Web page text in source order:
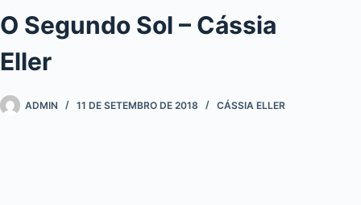
O Segundo Sol – Cássia
Eller
ADMIN 11 DE SETEMBRO DE 2018 CÁSSIA ELLER